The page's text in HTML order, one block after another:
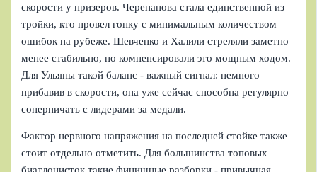
скорости у призеров. Черепанова стала единственной из
тройки, кто провел гонку с минимальным количеством
ошибок на рубеже. Шевченко и Халили стреляли заметно
менее стабильно, но компенсировали это мощным ходом.
Для Ульяны такой баланс - важный сигнал: немного
прибавив в скорости, она уже сейчас способна регулярно
соперничать с лидерами за медали.
Фактор нервного напряжения на последней стойке также
стоит отдельно отметить. Для большинcтва топовых